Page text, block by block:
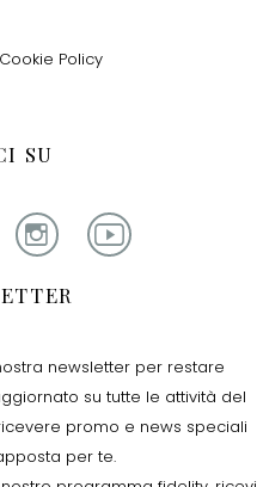
Policy
SU
newsletter per restare
su tutte le attività del
promo e news speciali
per te.